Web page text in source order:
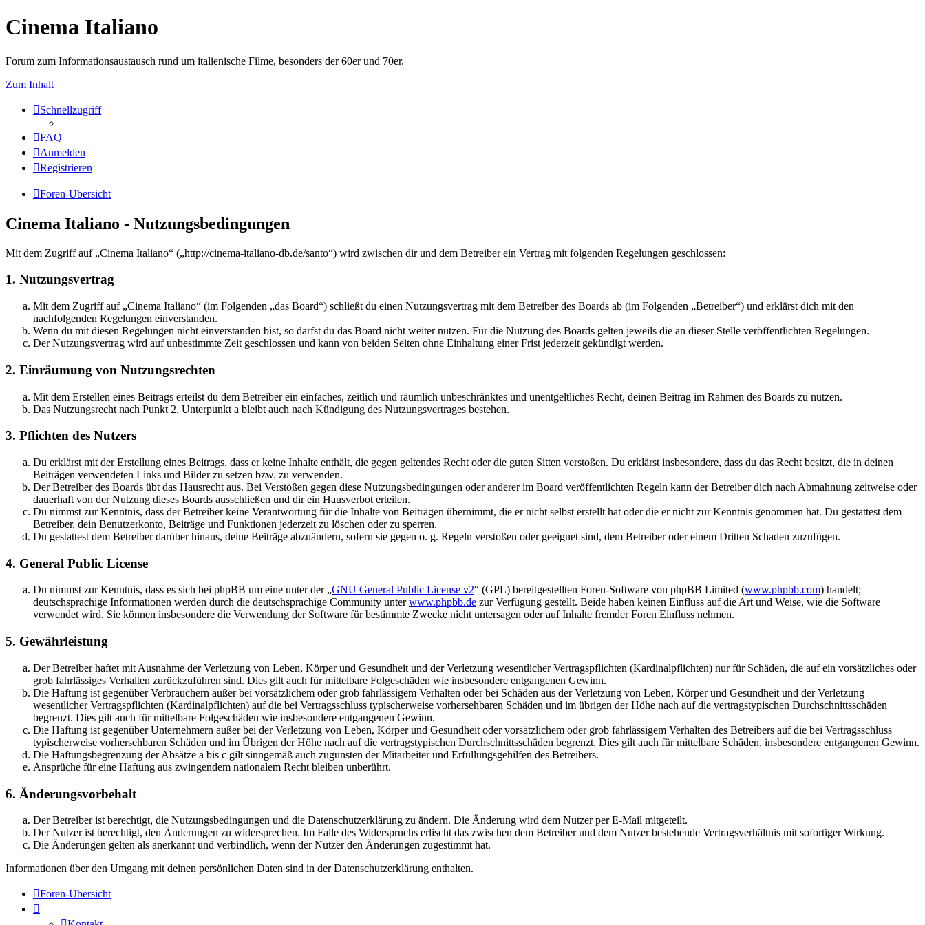
Cinema Italiano
Forum zum Informationsaustausch rund um italienische Filme, besonders der 60er und 70er.
Zum Inhalt
Schnellzugriff
FAQ
Anmelden
Registrieren
Foren-Übersicht
Cinema Italiano - Nutzungsbedingungen
Mit dem Zugriff auf „Cinema Italiano“ („http://cinema-italiano-db.de/santo“) wird zwischen dir und dem Betreiber ein Vertrag mit folgenden Regelungen geschlossen:
1. Nutzungsvertrag
Mit dem Zugriff auf „Cinema Italiano“ (im Folgenden „das Board“) schließt du einen Nutzungsvertrag mit dem Betreiber des Boards ab (im Folgenden „Betreiber“) und erklärst dich mit den
nachfolgenden Regelungen einverstanden.
Wenn du mit diesen Regelungen nicht einverstanden bist, so darfst du das Board nicht weiter nutzen. Für die Nutzung des Boards gelten jeweils die an dieser Stelle veröffentlichten Regelungen.
Der Nutzungsvertrag wird auf unbestimmte Zeit geschlossen und kann von beiden Seiten ohne Einhaltung einer Frist jederzeit gekündigt werden.
2. Einräumung von Nutzungsrechten
Mit dem Erstellen eines Beitrags erteilst du dem Betreiber ein einfaches, zeitlich und räumlich unbeschränktes und unentgeltliches Recht, deinen Beitrag im Rahmen des Boards zu nutzen.
Das Nutzungsrecht nach Punkt 2, Unterpunkt a bleibt auch nach Kündigung des Nutzungsvertrages bestehen.
3. Pflichten des Nutzers
Du erklärst mit der Erstellung eines Beitrags, dass er keine Inhalte enthält, die gegen geltendes Recht oder die guten Sitten verstoßen. Du erklärst insbesondere, dass du das Recht besitzt, die in deinen
Beiträgen verwendeten Links und Bilder zu setzen bzw. zu verwenden.
Der Betreiber des Boards übt das Hausrecht aus. Bei Verstößen gegen diese Nutzungsbedingungen oder anderer im Board veröffentlichten Regeln kann der Betreiber dich nach Abmahnung zeitweise oder
dauerhaft von der Nutzung dieses Boards ausschließen und dir ein Hausverbot erteilen.
Du nimmst zur Kenntnis, dass der Betreiber keine Verantwortung für die Inhalte von Beiträgen übernimmt, die er nicht selbst erstellt hat oder die er nicht zur Kenntnis genommen hat. Du gestattest dem
Betreiber, dein Benutzerkonto, Beiträge und Funktionen jederzeit zu löschen oder zu sperren.
Du gestattest dem Betreiber darüber hinaus, deine Beiträge abzuändern, sofern sie gegen o. g. Regeln verstoßen oder geeignet sind, dem Betreiber oder einem Dritten Schaden zuzufügen.
4. General Public License
Du nimmst zur Kenntnis, dass es sich bei phpBB um eine unter der „GNU General Public License v2“ (GPL) bereitgestellten Foren-Software von phpBB Limited (www.phpbb.com) handelt;
deutschsprachige Informationen werden durch die deutschsprachige Community unterwww.phpbb.de zur Verfügung gestellt. Beide haben keinen Einfluss auf die Art und Weise, wie die Software
verwendet wird. Sie können insbesondere die Verwendung der Software für bestimmte Zwecke nicht untersagen oder auf Inhalte fremder Foren Einfluss nehmen.
5. Gewährleistung
Der Betreiber haftet mit Ausnahme der Verletzung von Leben, Körper und Gesundheit und der Verletzung wesentlicher Vertragspflichten (Kardinalpflichten) nur für Schäden, die auf ein vorsätzliches oder
grob fahrlässiges Verhalten zurückzuführen sind. Dies gilt auch für mittelbare Folgeschäden wie insbesondere entgangenen Gewinn.
Die Haftung ist gegenüber Verbrauchern außer bei vorsätzlichem oder grob fahrlässigem Verhalten oder bei Schäden aus der Verletzung von Leben, Körper und Gesundheit und der Verletzung
wesentlicher Vertragspflichten (Kardinalpflichten) auf die bei Vertragsschluss typischerweise vorhersehbaren Schäden und im übrigen der Höhe nach auf die vertragstypischen Durchschnittsschäden
begrenzt. Dies gilt auch für mittelbare Folgeschäden wie insbesondere entgangenen Gewinn.
Die Haftung ist gegenüber Unternehmern außer bei der Verletzung von Leben, Körper und Gesundheit oder vorsätzlichem oder grob fahrlässigem Verhalten des Betreibers auf die bei Vertragsschluss
typischerweise vorhersehbaren Schäden und im Übrigen der Höhe nach auf die vertragstypischen Durchschnittsschäden begrenzt. Dies gilt auch für mittelbare Schäden, insbesondere entgangenen Gewinn.
Die Haftungsbegrenzung der Absätze a bis c gilt sinngemäß auch zugunsten der Mitarbeiter und Erfüllungsgehilfen des Betreibers.
Ansprüche für eine Haftung aus zwingendem nationalem Recht bleiben unberührt.
6. Änderungsvorbehalt
Der Betreiber ist berechtigt, die Nutzungsbedingungen und die Datenschutzerklärung zu ändern. Die Änderung wird dem Nutzer per E-Mail mitgeteilt.
Der Nutzer ist berechtigt, den Änderungen zu widersprechen. Im Falle des Widerspruchs erlischt das zwischen dem Betreiber und dem Nutzer bestehende Vertragsverhältnis mit sofortiger Wirkung.
Die Änderungen gelten als anerkannt und verbindlich, wenn der Nutzer den Änderungen zugestimmt hat.
Informationen über den Umgang mit deinen persönlichen Daten sind in der Datenschutzerklärung enthalten.
Foren-Übersicht